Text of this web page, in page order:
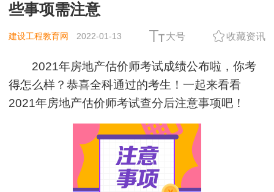
些事项需注意
建设工程教育网 2022-01-13 大号 收藏资讯
2021年房地产估价师考试成绩公布啦，你考
得怎么样？恭喜全科通过的考生！一起来看看
2021年房地产估价师考试查分后注意事项吧！